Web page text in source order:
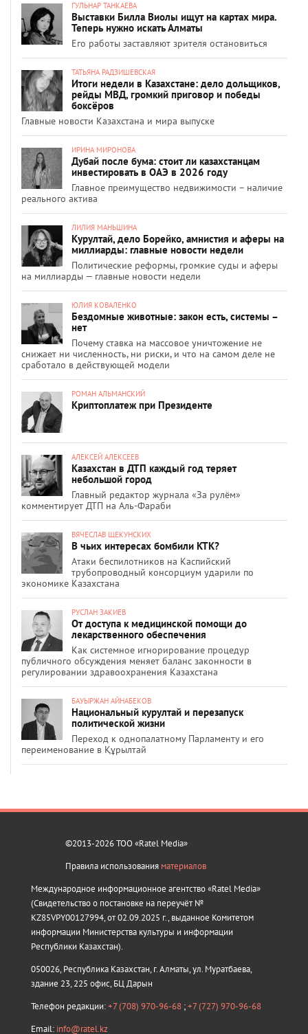
ГУЛЬНАР ТАНКАЕВА
Выставки Билла Виолы ищут на картах мира.
Теперь нужно искать Алматы
Его работы заставляют зрителя остановиться
ТАТЬЯНА РАДЗИШЕВСКАЯ
Итоги недели в Казахстане: дело дольщиков,
рейды МВД, громкий приговор и победы
боксёров
Главные новости Казахстана и мира выпуске
ИРИНА МИРОНОВА
Дубай после бума: стоит ли казахстанцам
инвестировать в ОАЭ в 2026 году
Главное преимущество недвижимости – наличие
реального актива
ЛИЛИЯ МАНЬШИНА
Курултай, дело Борейко, амнистия и аферы на
миллиарды: главные новости недели
Политические реформы, громкие суды и аферы
на миллиарды — главные новости недели
ЮЛИЯ КОВАЛЕНКО
Бездомные животные: закон есть, системы –
нет
Почему ставка на массовое уничтожение не
снижает ни численность, ни риски, и что на самом деле не
сработало в действующей модели
РОМАН АЛЬМАНСКИЙ
Криптоплатеж при Президенте
АЛЕКСЕЙ АЛЕКСЕЕВ
Казахстан в ДТП каждый год теряет
небольшой город
Главный редактор журнала «За рулём»
комментирует ДТП на Аль-Фараби
ВЯЧЕСЛАВ ЩЕКУНСКИХ
В чьих интересах бомбили КТК?
Атаки беспилотников на Каспийский
трубопроводный консорциум ударили по
экономике Казахстана
РУСЛАН ЗАКИЕВ
От доступа к медицинской помощи до
лекарственного обеспечения
Как системное игнорирование процедур
публичного обсуждения меняет баланс законности в
регулировании здравоохранения Казахстана
БАУЫРЖАН АЙНАБЕКОВ
Национальный курултай и перезапуск
политической жизни
Переход к однопалатному Парламенту и его
переименование в Құрылтай
©2013-2026 ТОО «Ratel Media»
Правила использования материалов
Международное информационное агентство «Ratel Media»
(Свидетельство о постановке на переучёт №
KZ85VPY00127994, от 02.09.2025 г., выданное Комитетом
информации Министерства культуры и информации
Республики Казахстан).
050026, Республика Казахстан, г. Алматы, ул. Муратбаева,
здание 23, 225 офис, БЦ Дарын
Телефон редакции:+7 (708) 970-96-68 ;+7 (727) 970-96-68
Email: info@ratel.kz